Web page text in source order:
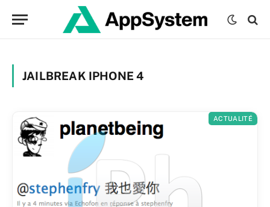
JAILBREAK IPHONE 4
ACTUALITÉ